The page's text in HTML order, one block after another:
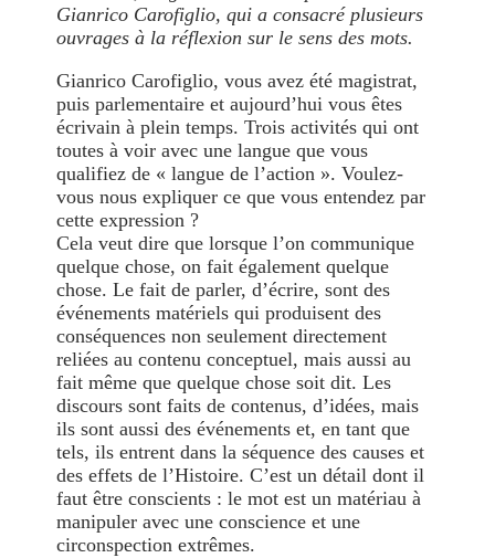
Gianrico Carofiglio, qui a consacré plusieurs
ouvrages à la réflexion sur le sens des mots.
Gianrico Carofiglio, vous avez été magistrat,
puis parlementaire et aujourd’hui vous êtes
écrivain à plein temps. Trois activités qui ont
toutes à voir avec une langue que vous
qualifiez de « langue de l’action ». Voulez-
vous nous expliquer ce que vous entendez par
cette expression ?
Cela veut dire que lorsque l’on communique
quelque chose, on fait également quelque
chose. Le fait de parler, d’écrire, sont des
événements matériels qui produisent des
conséquences non seulement directement
reliées au contenu conceptuel, mais aussi au
fait même que quelque chose soit dit. Les
discours sont faits de contenus, d’idées, mais
ils sont aussi des événements et, en tant que
tels, ils entrent dans la séquence des causes et
des effets de l’Histoire. C’est un détail dont il
faut être conscients : le mot est un matériau à
manipuler avec une conscience et une
circonspection extrêmes.